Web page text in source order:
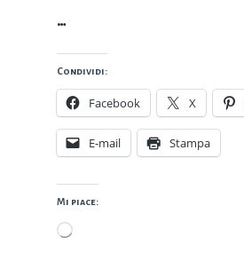
…
Condividi:
Facebook X
E-mail Stampa
Mi piace:
Caricamento